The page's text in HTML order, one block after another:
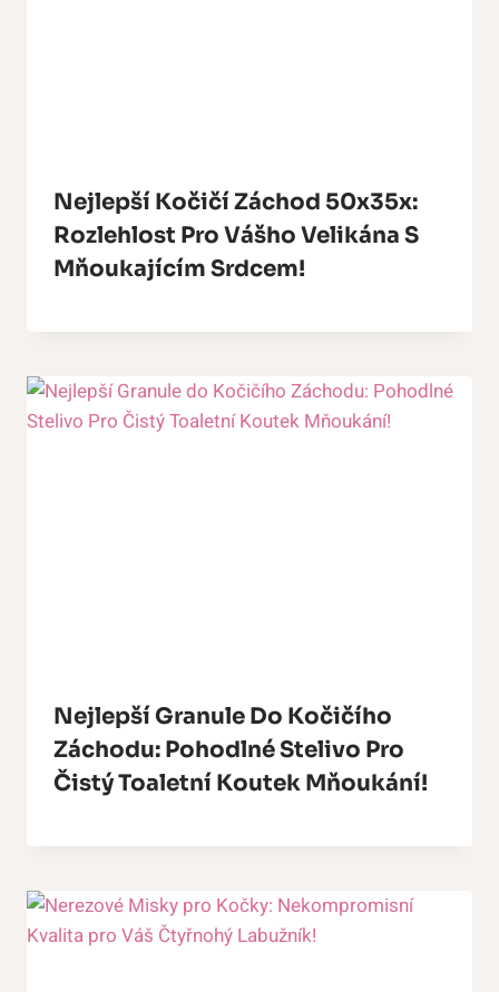
Nejlepší Kočičí Záchod 50x35x:
Rozlehlost Pro Vášho Velikána S
Mňoukajícím Srdcem!
Nejlepší Granule Do Kočičího
Záchodu: Pohodlné Stelivo Pro
Čistý Toaletní Koutek Mňoukání!